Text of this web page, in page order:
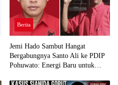
Berita
Jemi Hado Sambut Hangat
Bergabungnya Santo Ali ke PDIP
Pohuwato: Energi Baru untuk